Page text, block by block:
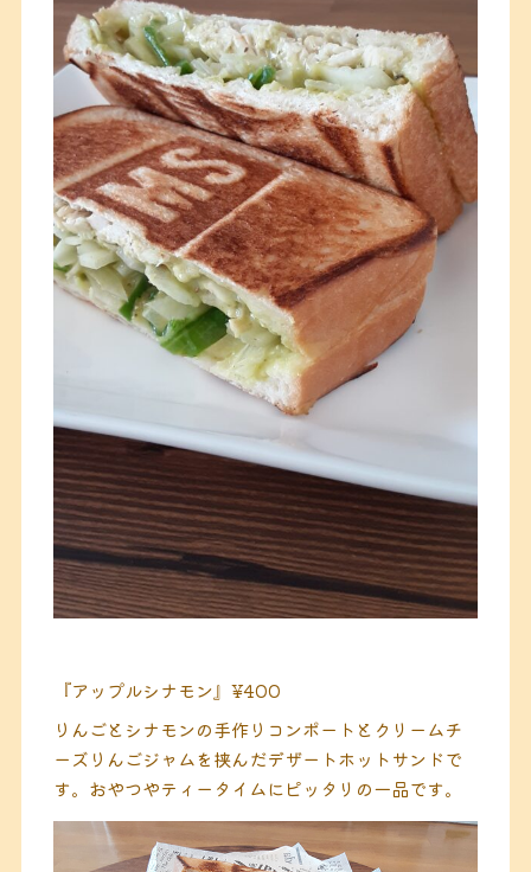
『アップルシナモン』¥400
りんごとシナモンの手作りコンポートとクリームチ
ーズりんごジャムを挟んだデザートホットサンドで
す。おやつやティータイムにピッタリの一品です。